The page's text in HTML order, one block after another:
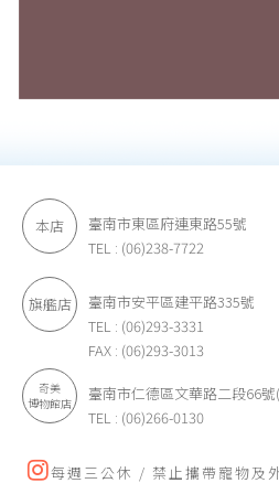
本店
臺南市東區府連東路55號
TEL : (06)238-7722
旗艦店
臺南市安平區建平路335號
TEL : (06)293-3331
FAX : (06)293-3013
奇美
博物館店
臺南市仁德區文華路二段66號
TEL : (06)266-0130
每週三公休 / 禁止攜帶寵物及